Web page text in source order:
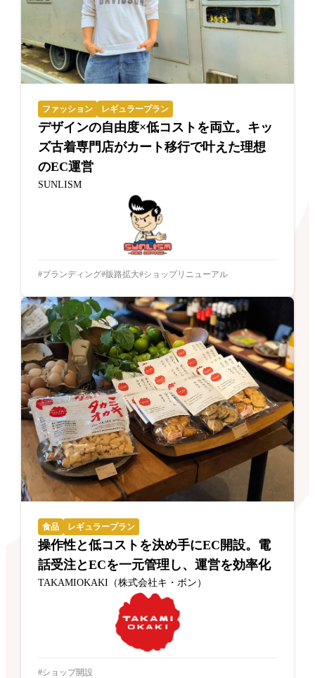
ファッション レギュラープラン
デザインの自由度×低コストを両立。キッ
ズ古着専門店がカート移行で叶えた理想
のEC運営
SUNLISM
ブランディング 販路拡大 ショップリニューアル
食品 レギュラープラン
操作性と低コストを決め手にEC開設。電
話受注とECを一元管理し、運営を効率化
TAKAMIOKAKI（株式会社キ・ボン）
ショップ開設